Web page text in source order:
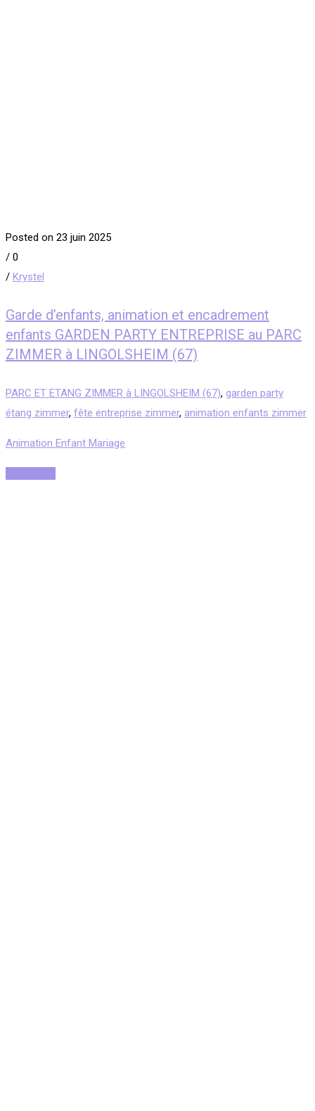
Posted on 23 juin 2025
/ 0
/ Krystel
Garde d’enfants, animation et encadrement
enfants GARDEN PARTY ENTREPRISE au PARC
ZIMMER à LINGOLSHEIM (67)
PARC ET ETANG ZIMMER à LINGOLSHEIM (67), garden party
étang zimmer, fête entreprise zimmer, animation enfants zimmer
Animation Enfant Mariage